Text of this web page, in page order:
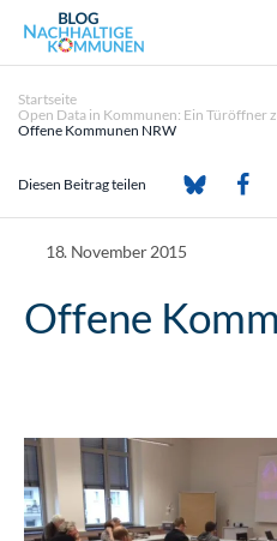
Startseite
Open Data in Kommunen: Ein Türöffner
Offene Kommunen NRW
Diesen Beitrag teilen
18. November 2015
Offene